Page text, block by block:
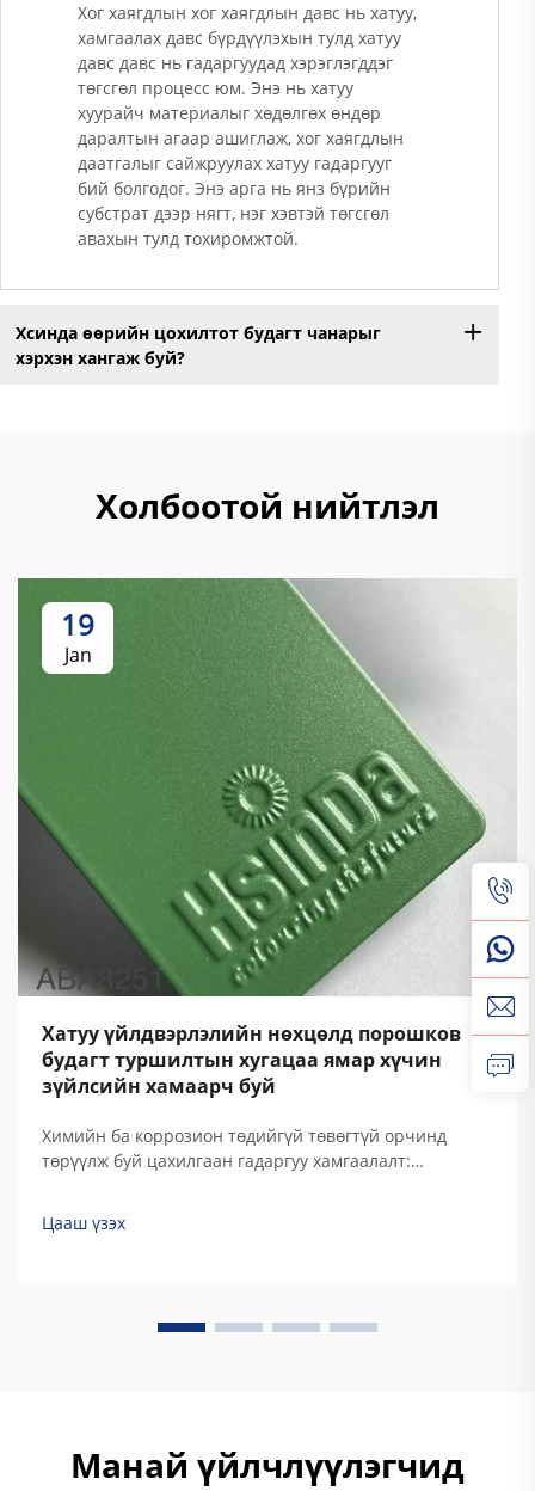
Хог хаягдлын хог хаягдлын давс нь хатуу,
хамгаалах давс бүрдүүлэхын тулд хатуу
давс давс нь гадаргуудад хэрэглэгддэг
төгсгөл процесс юм. Энэ нь хатуу
хуурайч материалыг хөдөлгөх өндөр
даралтын агаар ашиглаж, хог хаягдлын
даатгалыг сайжруулах хатуу гадаргууг
бий болгодог. Энэ арга нь янз бүрийн
субстрат дээр нягт, нэг хэвтэй төгсгөл
авахын тулд тохиромжтой.
Хсинда өөрийн цохилтот будагт чанарыг
хэрхэн хангаж буй?
Холбоотой нийтлэл
19
Jan
Хатуу үйлдвэрлэлийн нөхцөлд порошков
будагт туршилтын хугацаа ямар хүчин
зүйлсийн хамаарч буй
Химийн ба коррозион төдийгүй төвөгтүй орчинд
төрүүлж буй цахилгаан гадаргуу хамгаалалт:
хүчиллэг/шүлтлэг орчинд коррозионийг саархуулж.
Цааш үзэх
Манай үйлчлүүлэгчид